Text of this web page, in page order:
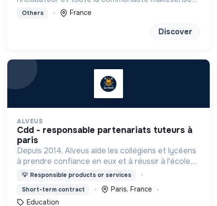
pour se projeter dans l'aventure entrepreneuriale.
Others France
Discover
ALVEUS
cdd - responsable partenariats tuteurs à
paris
Depuis 2014, Alveus aide les collégiens et lycéens
à prendre confiance en eux et à réussir à l'école,
grâce à des espaces de co-learning chaleureux
💡 Responsible products or services
Short-term contract
Paris, France
Education